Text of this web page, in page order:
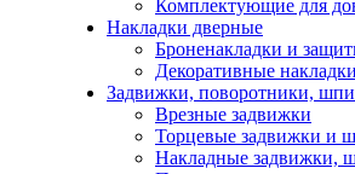
Комплектующие для
Накладки дверные
Броненакладки и
Декоративные накладки
Задвижки, поворотники,
Врезные задвижки
Торцевые задвижки и
Накладные задвижки,